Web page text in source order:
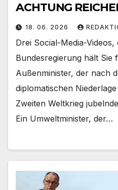
ACHTUNG
18. 06. 2026
Drei Social-Media-Videos,
Bundesregierung hält Sie
Außenminister, der nach
diplomatischen
Zweiten Weltkrieg
Ein Umweltminister, der…